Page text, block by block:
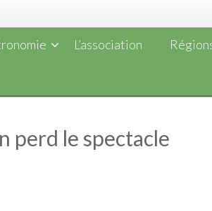
L’association
perd le spectacle